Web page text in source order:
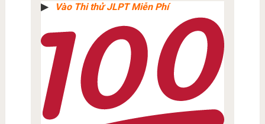
▶︎ Vào Thi thử JLPT Miễn Phí